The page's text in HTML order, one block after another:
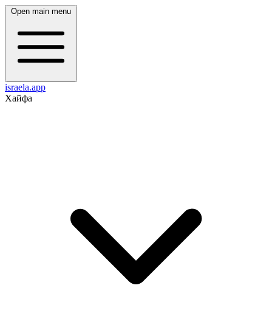
Open main menu
israela.app
Хайфа